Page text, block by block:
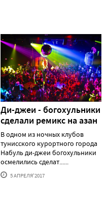
Ди-джеи - богохульники
сделали ремикс на азан
В одном из ночных клубов
тунисского курортного города
Набуль ди-джеи богохульники
осмелились сделат......
5 АПРЕЛЯ'2017